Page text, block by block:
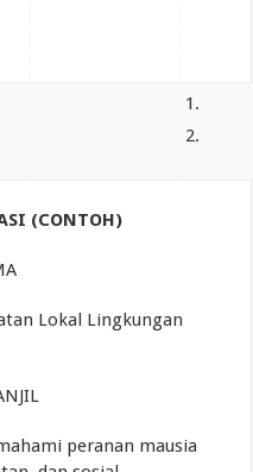
(CONTOH)
Lokal Lingkungan
peranan mausia